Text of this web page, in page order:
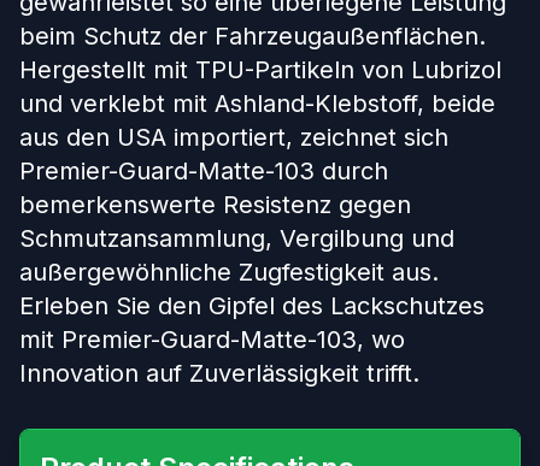
beim Schutz der Fahrzeugaußenflächen.
Hergestellt mit TPU-Partikeln von Lubrizol
und verklebt mit Ashland-Klebstoff, beide
aus den USA importiert, zeichnet sich
Premier-Guard-Matte-103 durch
bemerkenswerte Resistenz gegen
Schmutzansammlung, Vergilbung und
außergewöhnliche Zugfestigkeit aus.
Erleben Sie den Gipfel des Lackschutzes
mit Premier-Guard-Matte-103, wo
Innovation auf Zuverlässigkeit trifft.